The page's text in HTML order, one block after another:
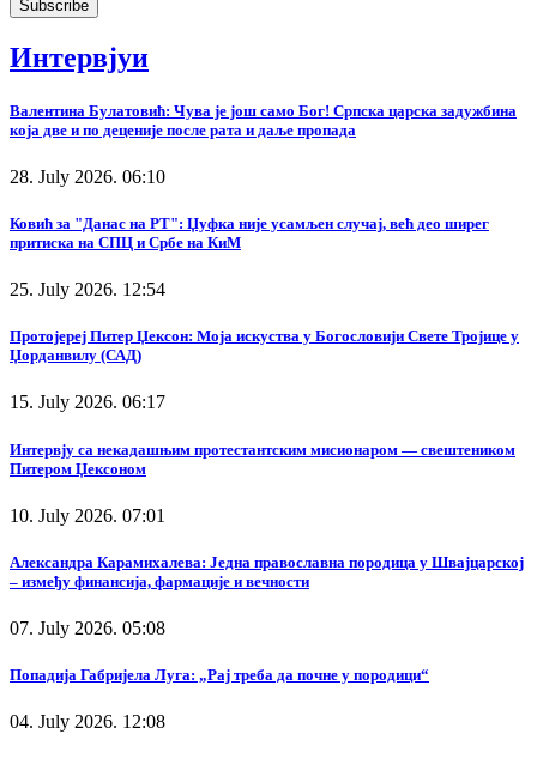
Интервјуи
Валентина Булатовић: Чува је још само Бог! Српска царска задужбина
која две и по деценије после рата и даље пропада
28. July 2026. 06:10
Ковић за "Данас на РТ": Џуфка није усамљен случај, већ део ширег
притиска на СПЦ и Србе на КиМ
25. July 2026. 12:54
Протојереј Питер Џексон: Моја искуства у Богословији Свете Тројице у
Џорданвилу (САД)
15. July 2026. 06:17
Интервју са некадашњим протестантским мисионаром — свештеником
Питером Џексоном
10. July 2026. 07:01
Александра Карамихалева: Једна православна породица у Швајцарској
– између финансија, фармације и вечности
07. July 2026. 05:08
Попадија Габријела Луга: „Рај треба да почне у породици“
04. July 2026. 12:08